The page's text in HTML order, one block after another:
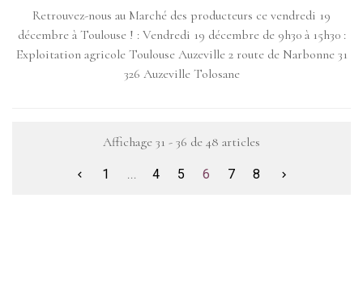
Retrouvez-nous au Marché des producteurs ce vendredi 19
décembre à Toulouse ! : Vendredi 19 décembre de 9h30 à 15h30 :
Exploitation agricole Toulouse Auzeville 2 route de Narbonne 31
326 Auzeville Tolosane
Affichage 31 - 36 de 48 articles
 1 ... 4 5 6 7 8 